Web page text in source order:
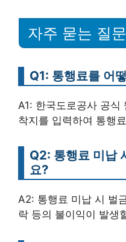
자주 묻는 질
Q1: 통행료를 어
A1: 한국도로공사 공식
착지를 입력하여 통행
Q2: 통행료 미납
요?
A2: 통행료 미납 시 벌
락 등의 불이익이 발생